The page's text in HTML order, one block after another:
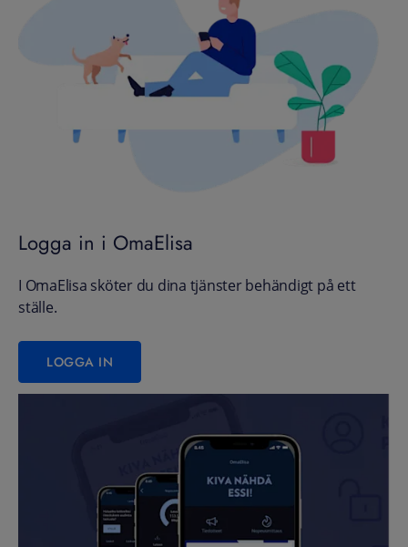
Logga in i OmaElisa
I OmaElisa sköter du dina tjänster behändigt på ett
ställe.
LOGGA IN